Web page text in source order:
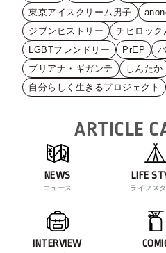
東京アイスクリーム男子
ジブンヒストリー
チヒロック
LGBTフレンドリー
PrEP
ブリアナ・ギガンテ
しんたか
自分らしく生きるプロジェクト
ARTICLE
NEWS
ニュース
LIFE
ライフス
INTERVIEW